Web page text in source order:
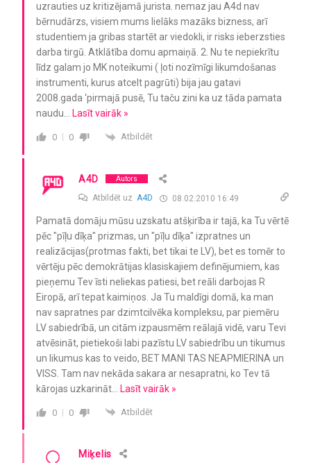
uzrauties uz kritizējamā jurista. nemaz jau A4d nav
bērnudārzs, visiem mums lielāks mazāks bizness, arī
studentiem ja gribas startēt ar viedokli, ir risks ieberzsties
darba tirgū. Atklātība domu apmaiņā. 2. Nu te nepiekrītu
līdz galam jo MK noteikumi ( ļoti nozīmīgi likumdošanas
instrumenti, kurus atcelt pagrūti) bija jau gatavi
2008.gada ‘pirmajā pusē, Tu taču zini ka uz tāda pamata
naudu… Lasīt vairāk »
0 0 Atbildēt
A4D Autors
Atbildēt uz A4D 08.02.2010 16:49
Pamatā domāju mūsu uzskatu atšķirība ir tajā, ka Tu vērtē
pēc "pīļu dīķa" prizmas, un "pīļu dīķa" izpratnes un
realizācijas(protmas fakti, bet tikai te LV), bet es tomēr to
vērtēju pēc demokrātijas klasiskajiem definējumiem, kas
pieņemu Tev īsti neliekas patiesi, bet reāli darbojas R
Eiropā, arī tepat kaimiņos. Ja Tu maldīgi domā, ka man
nav sapratnes par dzimtcilvēka kompleksu, par piemēru
LV sabiedrībā, un citām izpausmēm reālajā vidē, varu Tevi
atvēsināt, pietiekoši labi pazīstu LV sabiedrību un tikumus
un likumus kas to veido, BET MANI TAS NEAPMIERINA un
VISS. Tam nav nekāda sakara ar nesapratni, ko Tev tā
kārojas uzkarināt
Lasīt vairāk »
0 0 Atbildēt
Miķelis